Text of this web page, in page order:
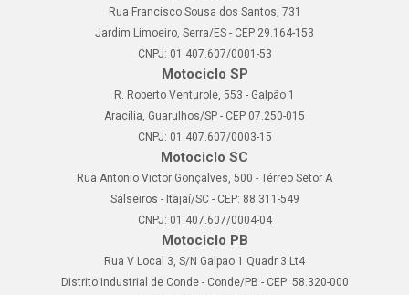
Rua Francisco Sousa dos Santos, 731
Jardim Limoeiro, Serra/ES - CEP 29.164-153
CNPJ: 01.407.607/0001-53
Motociclo SP
R. Roberto Venturole, 553 - Galpão 1
Aracília, Guarulhos/SP - CEP 07.250-015
CNPJ: 01.407.607/0003-15
Motociclo SC
Rua Antonio Victor Gonçalves, 500 - Térreo Setor A
Salseiros - Itajaí/SC - CEP: 88.311-549
CNPJ: 01.407.607/0004-04
Motociclo PB
Rua V Local 3, S/N Galpao 1 Quadr 3 Lt4
Distrito Industrial de Conde - Conde/PB - CEP: 58.320-000